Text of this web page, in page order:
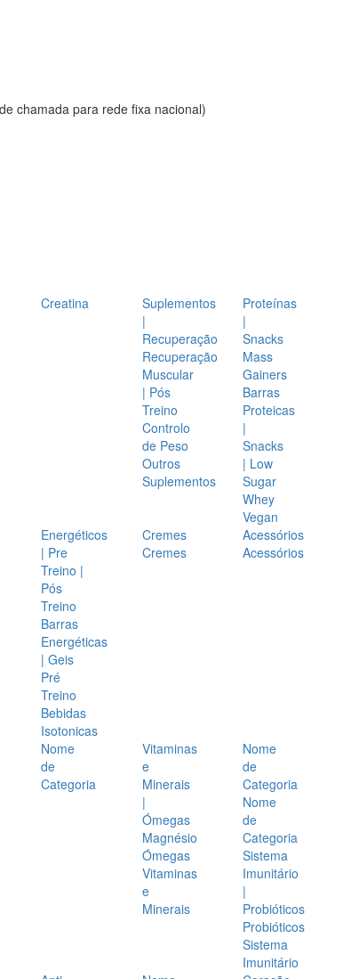
chamada para rede fixa nacional)
Creatina
Suplementos
|
Recuperação
Recuperação
Muscular
| Pós
Treino
Controlo
de Peso
Outros
Suplementos
Proteínas
|
Snacks
Mass
Gainers
Barras
Proteicas
|
Snacks
| Low
Sugar
Whey
Vegan
Energéticos
| Pre
Treino |
Pós
Treino
Barras
Energéticas
| Geis
Pré
Treino
Bebidas
Isotonicas
Cremes
Cremes
Acessórios
Acessórios
Nome
de
Categoria
Vitaminas
e
Minerais
|
Ómegas
Magnésio
Ómegas
Vitaminas
e
Minerais
Nome
de
Categoria
Nome
de
Categoria
Sistema
Imunitário
|
Probióticos
Probióticos
Sistema
Imunitário